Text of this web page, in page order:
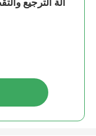
آلة الترجيع